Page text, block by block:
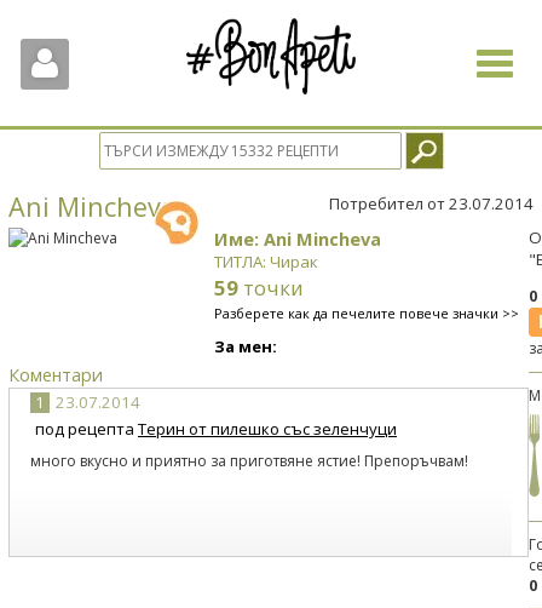
Toggle
Ani Mincheva Потребител от 23.07.2014
Име: Ani Mincheva
ТИТЛА: Чирак
59 точки
Разберете как да печелите повече значки >>
За мен:
Коментари
1
23.07.2014
под рецептаТерин от пилешко със зеленчуци
много вкусно и приятно за приготвяне ястие! Препоръчвам!
0